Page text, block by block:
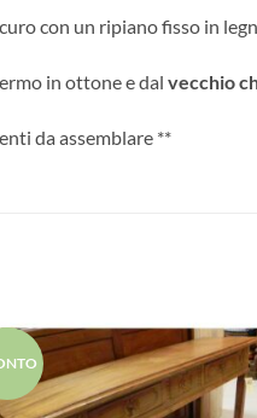
con un ripiano fisso in
in ottone e dal vecchio
da assemblare **
Aggiungi
alla lista
dei
desideri